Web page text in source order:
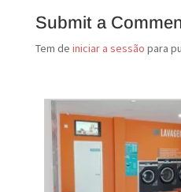
Submit a
Tem de iniciar a sessão para